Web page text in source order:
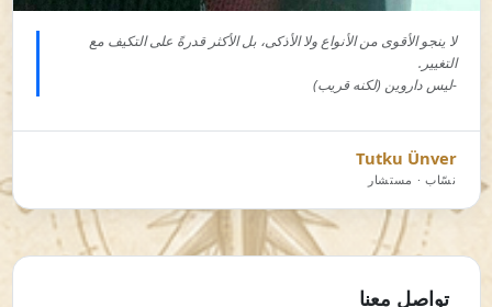
لا ينجو الأقوى من الأنواع ولا الأذكى، بل الأكثر قدرةً على التكيف مع
التغيير.
-ليس داروين (لكنه قريب)
Tutku Ünver
نسّاب · مستشار
تواصل معنا